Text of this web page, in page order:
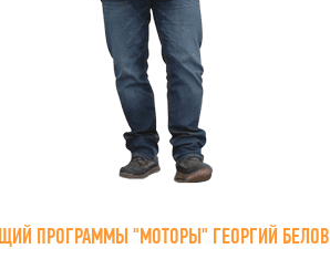
ПРОГРАММЫ "МОТОРЫ" ГЕОРГИЙ БЕЛОВ